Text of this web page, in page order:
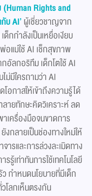
(Human Rights and
บAI’ ผู้เชี่ยวชาญจาก
ด็กกำลังเป็นเหยื่อเงียบ
อแม่ใช้ AI เช็กสุขภาพ
อัลกอริทึม เด็กโตใช้ AI
ม่มีใครถามว่า AI
อกาสให้เข้าถึงความรู้ได้
ายทักษะคิดวิเคราะห์ ลด
เครื่องมือจนขาดการ
กลายเป็นช่องทางใหม่ให้
ารและการล่วงละเมิดทาง
รู้เท่าทันการใช้เทคโนโลยี
กำหนดนโยบายที่มีเด็ก
โลกเห็นตรงกัน